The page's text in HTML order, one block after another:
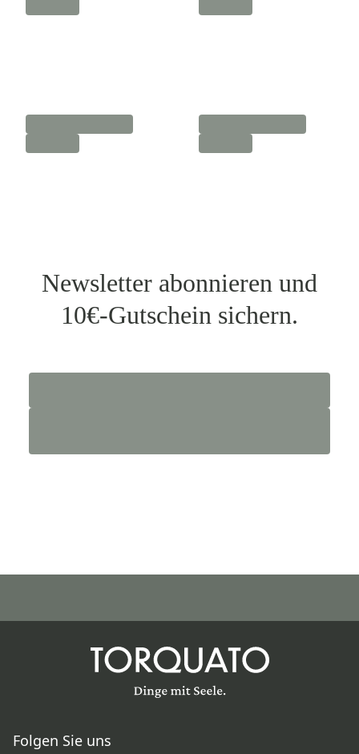
Newsletter abonnieren und
10€-Gutschein sichern.
Folgen Sie uns